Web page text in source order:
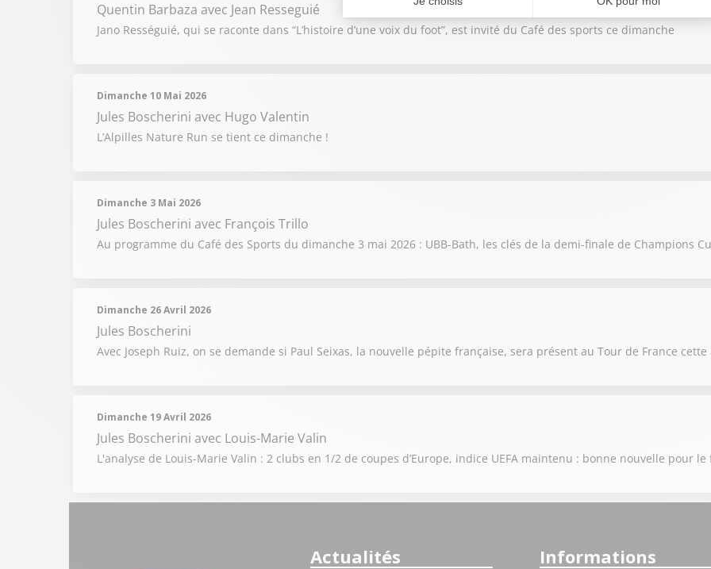
Quentin Barbaza avec Jean Resseguié
Jano Rességuié, qui se raconte dans “L’histoire d’une voix du foot”, est invité du Café des sports ce dimanche
Dimanche 10 Mai 2026
Jules Boscherini avec Hugo Valentin
L’Alpilles Nature Run se tient ce dimanche !
Dimanche 3 Mai 2026
Jules Boscherini avec François Trillo
Au programme du Café des Sports du dimanche 3 mai 2026 : UBB-Bath, les clés de la demi-finale de Champions
Dimanche 26 Avril 2026
Jules Boscherini
Avec Joseph Ruiz, on se demande si Paul Seixas, la nouvelle pépite française, sera présent au Tour de France cette
Dimanche 19 Avril 2026
Jules Boscherini avec Louis-Marie Valin
L'analyse de Louis-Marie Valin : 2 clubs en 1/2 de coupes d’Europe, indice UEFA maintenu : bonne nouvelle pour le
Actualités Informations